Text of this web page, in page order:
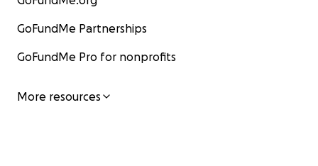
GoFundMe Partnerships
GoFundMe Pro for nonprofits
More resources